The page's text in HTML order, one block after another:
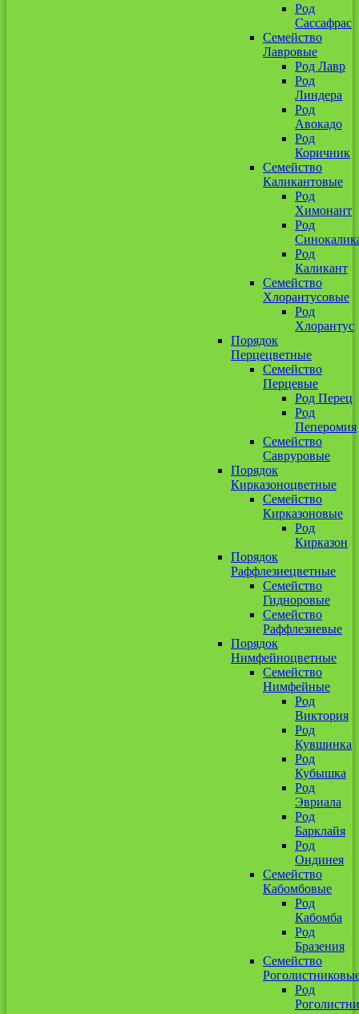
Род
Сассафрас
Семейство
Лавровые
Род Лавр
Род
Линдера
Род
Авокадо
Род
Коричник
Семейство
Каликантовые
Род
Химонант
Род
Род
Каликант
Семейство
Хлорантусовые
Род
Хлорантус
Порядок
Перцецветные
Семейство
Перцевые
Род Перец
Род
Пеперомия
Семейство
Савруровые
Порядок
Кирказоноцветные
Семейство
Кирказоновые
Род
Кирказон
Порядок
Раффлезиецветные
Семейство
Гидноровые
Семейство
Раффлезиевые
Порядок
Нимфейноцветные
Семейство
Нимфейные
Род
Виктория
Род
Кувшинка
Род
Кубышка
Род
Эвриала
Род
Барклайя
Род
Ондинея
Семейство
Кабомбовые
Род
Кабомба
Род
Бразения
Семейство
Род